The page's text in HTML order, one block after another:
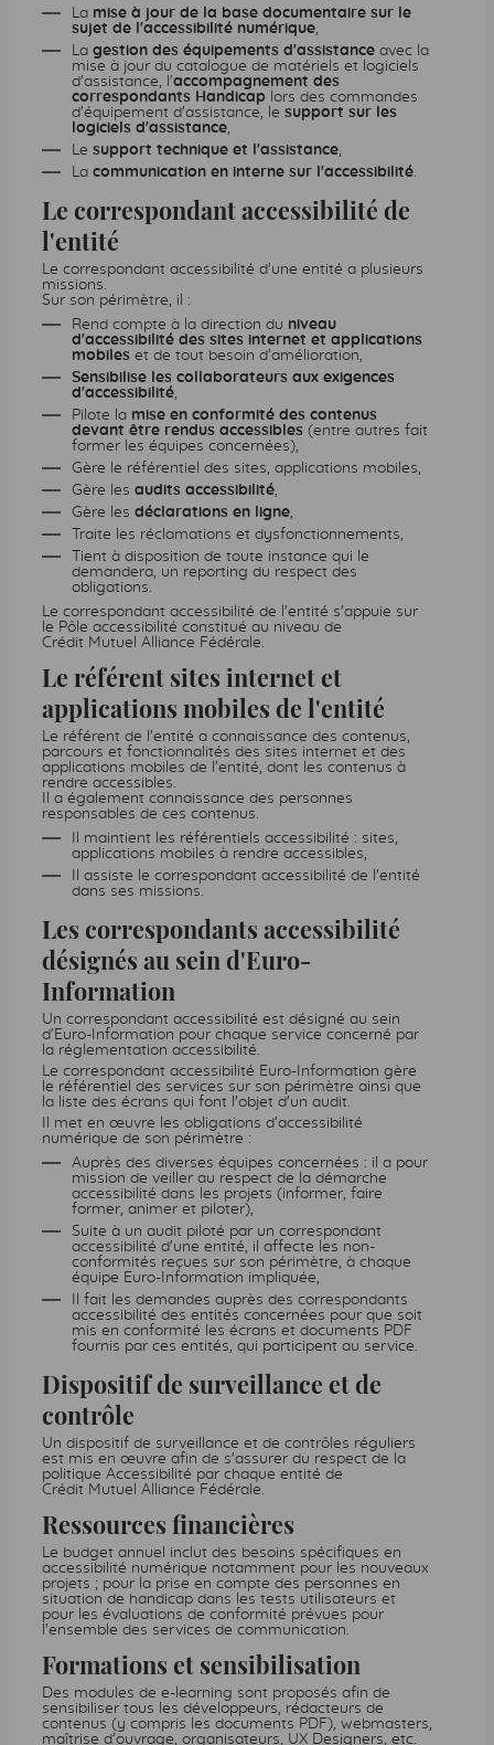
La mise à jour de la base documentaire sur le
sujet de l'accessibilité numérique,
La gestion des équipements d'assistance avec la
mise à jour du catalogue de matériels et logiciels
d'assistance, l'accompagnement des
correspondants Handicap lors des commandes
d'équipement d'assistance, le support sur les
logiciels d'assistance,
Le support technique et l'assistance,
La communication en interne sur l'accessibilité.
Le correspondant accessibilité de
l'entité
Le correspondant accessibilité d'une entité a plusieurs
missions.
Sur son périmètre, il :
Rend compte à la direction du niveau
d'accessibilité des sites internet et applications
mobiles et de tout besoin d’amélioration,
Sensibilise les collaborateurs aux exigences
d'accessibilité,
Pilote la mise en conformité des contenus
devant être rendus accessibles (entre autres fait
former les équipes concernées),
Gère le référentiel des sites, applications mobiles,
Gère les audits accessibilité,
Gère les déclarations en ligne,
Traite les réclamations et dysfonctionnements,
Tient à disposition de toute instance qui le
demandera, un reporting du respect des
obligations.
Le correspondant accessibilité de l'entité s'appuie sur
le Pôle accessibilité constitué au niveau de
Crédit Mutuel Alliance Fédérale.
Le référent sites internet et
applications mobiles de l'entité
Le référent de l'entité a connaissance des contenus,
parcours et fonctionnalités des sites internet et des
applications mobiles de l’entité, dont les contenus à
rendre accessibles.
Il a également connaissance des personnes
responsables de ces contenus.
Il maintient les référentiels accessibilité : sites,
applications mobiles à rendre accessibles,
Il assiste le correspondant accessibilité de l'entité
dans ses missions.
Les correspondants accessibilité
désignés au sein d'Euro-
Information
Un correspondant accessibilité est désigné au sein
d’Euro-Information pour chaque service concerné par
la réglementation accessibilité.
Le correspondant accessibilité Euro-Information gère
le référentiel des services sur son périmètre ainsi que
la liste des écrans qui font l'objet d'un audit.
Il met en œuvre les obligations d’accessibilité
numérique de son périmètre :
Auprès des diverses équipes concernées : il a pour
mission de veiller au respect de la démarche
accessibilité dans les projets (informer, faire
former, animer et piloter),
Suite à un audit piloté par un correspondant
accessibilité d'une entité, il affecte les non-
conformités reçues sur son périmètre, à chaque
équipe Euro-Information impliquée,
Il fait les demandes auprès des correspondants
accessibilité des entités concernées pour que soit
mis en conformité les écrans et documents PDF
fournis par ces entités, qui participent au service.
Dispositif de surveillance et de
contrôle
Un dispositif de surveillance et de contrôles réguliers
est mis en œuvre afin de s'assurer du respect de la
politique Accessibilité par chaque entité de
Crédit Mutuel Alliance Fédérale.
Ressources financières
Le budget annuel inclut des besoins spécifiques en
accessibilité numérique notamment pour les nouveaux
projets ; pour la prise en compte des personnes en
situation de handicap dans les tests utilisateurs et
pour les évaluations de conformité prévues pour
l'ensemble des services de communication.
Formations et sensibilisation
Des modules de e-learning sont proposés afin de
sensibiliser tous les développeurs, rédacteurs de
contenus (y compris les documents PDF), webmasters,
maîtrise d’ouvrage, organisateurs, UX Designers, etc.